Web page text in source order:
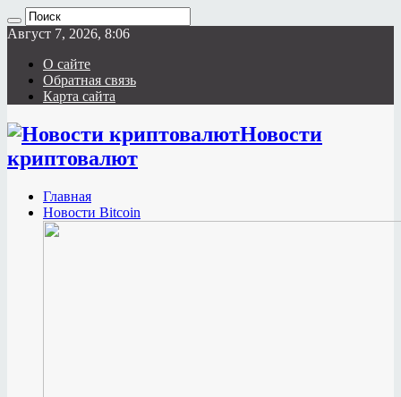
Август 7, 2026, 8:06
О сайте
Обратная связь
Карта сайта
Новости
криптовалют
Главная
Новости Bitcoin